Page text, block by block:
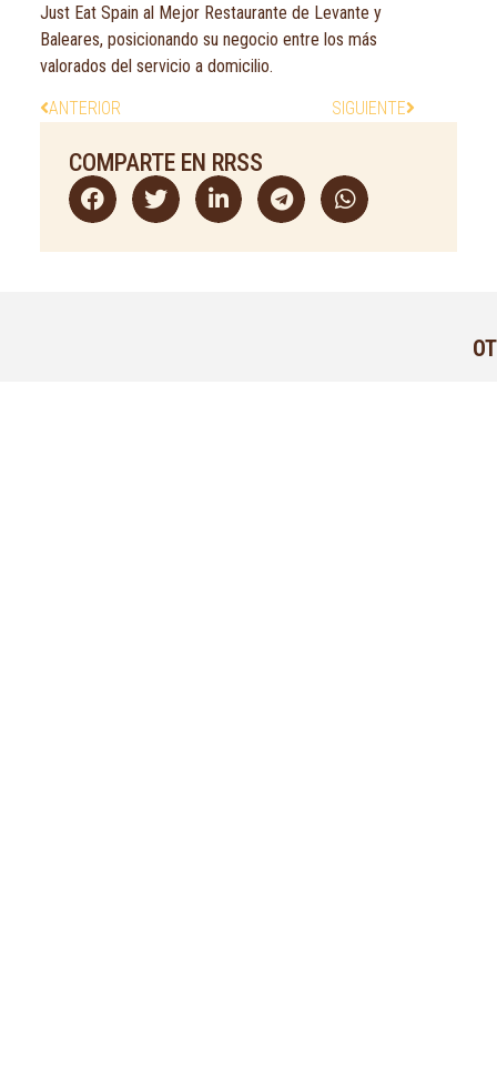
Just Eat Spain al Mejor Restaurante de Levante y
Baleares, posicionando su negocio entre los más
valorados del servicio a domicilio.
ANTERIOR SIGUIENTE
COMPARTE EN RRSS